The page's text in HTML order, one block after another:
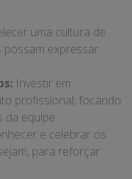
uma cultura de
possam expressar
Investir em
profissional, focando
da equipe.
e celebrar os
para reforçar